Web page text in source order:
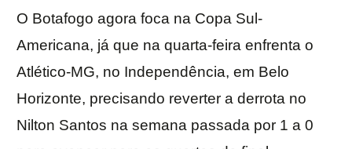
O Botafogo agora foca na Copa Sul-
Americana, já que na quarta-feira enfrenta o
Atlético-MG, no Independência, em Belo
Horizonte, precisando reverter a derrota no
Nilton Santos na semana passada por 1 a 0